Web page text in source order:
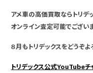
アメ車の高価買取ならトリデ
オンライン査定可能でござい
８月もトリデックスをどうぞよ
トリデックス公式YouTubeチ